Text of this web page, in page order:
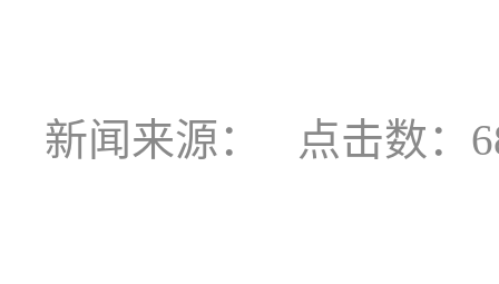
新闻来源： 点击数：